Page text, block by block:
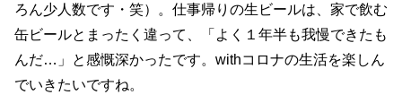
ろん少人数です・笑）。仕事帰りの生ビールは、家で飲む
缶ビールとまったく違って、「よく１年半も我慢できたも
んだ…」と感慨深かったです。withコロナの生活を楽しん
でいきたいですね。